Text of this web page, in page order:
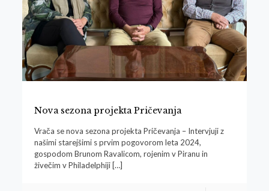
Nova sezona projekta Pričevanja
Vrača se nova sezona projekta Pričevanja – Intervjuji z
našimi starejšimi s prvim pogovorom leta 2024,
gospodom Brunom Ravalicom, rojenim v Piranu in
živečim v Philadelphiji[…]